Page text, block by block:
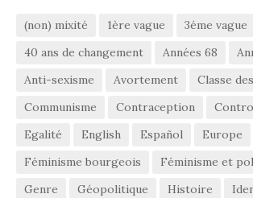
(non) mixité 1ère vague
3éme vague
40 ans de changement
Années 68
Anti-sexisme
Avortement
Classe
Communisme
Contraception
Egalité
English Español
Europe
Féminisme bourgeois
Féminisme et
Genre
Géopolitique Histoire